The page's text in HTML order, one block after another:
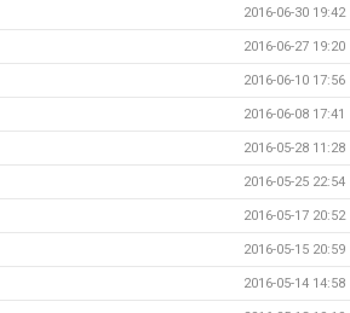
2016-06-30 19:42
2016-06-27 19:20
2016-06-10 17:56
2016-06-08 17:41
2016-05-28 11:28
2016-05-25 22:54
2016-05-17 20:52
2016-05-15 20:59
2016-05-14 14:58